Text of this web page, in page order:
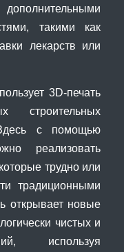
такими как
лекарств или
3D-печать
строительных
с помощью
реализовать
трудно или
традиционными
открывает новые
чистых и
используя